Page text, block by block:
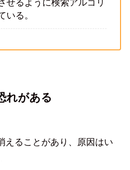
せるように検索アルゴリ
いる。
れがある
えることがあり、原因はい